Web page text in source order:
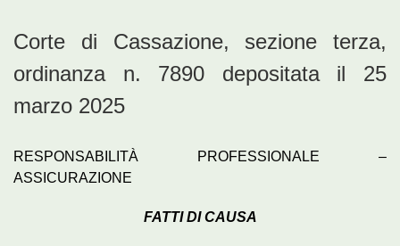
Corte di Cassazione, sezione terza,
ordinanza n. 7890 depositata il 25
marzo 2025
RESPONSABILITÀ PROFESSIONALE –
ASSICURAZIONE
FATTI DI CAUSA